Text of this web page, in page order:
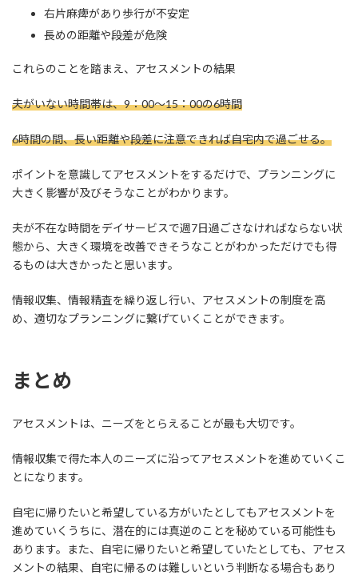
右片麻痺があり歩行が不安定
長めの距離や段差が危険
これらのことを踏まえ、アセスメントの結果
夫がいない時間帯は、9：00～15：00の6時間
6時間の間、長い距離や段差に注意できれば自宅内で過ごせる。
ポイントを意識してアセスメントをするだけで、プランニングに
大きく影響が及びそうなことがわかります。
夫が不在な時間をデイサービスで週7日過ごさなければならない状
態から、大きく環境を改善できそうなことがわかっただけでも得
るものは大きかったと思います。
情報収集、情報精査を繰り返し行い、アセスメントの制度を高
め、適切なプランニングに繋げていくことができます。
まとめ
アセスメントは、ニーズをとらえることが最も大切です。
情報収集で得た本人のニーズに沿ってアセスメントを進めていくこ
とになります。
自宅に帰りたいと希望している方がいたとしてもアセスメントを
進めていくうちに、潜在的には真逆のことを秘めている可能性も
あります。また、自宅に帰りたいと希望していたとしても、アセス
メントの結果、自宅に帰るのは難しいという判断なる場合もあり